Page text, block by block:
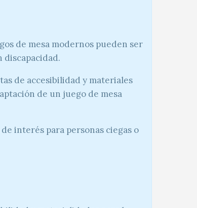
de mesa modernos pueden ser
discapacidad.
de accesibilidad y materiales
de un juego de mesa
interés para personas ciegas o